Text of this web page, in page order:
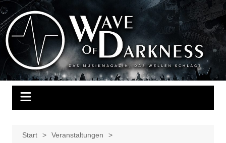
Zum
Inhalt
springen
Wave of Darkness
Das Musikmagazin, das Wellen schlägt. Konzerte, Festivals, Events,
Fotos, Termine, Interviews, Berichte, Musik
Start
Veranstaltungen